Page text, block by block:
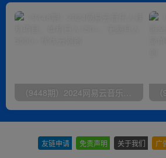
友链申请 免责声明 关于我们 广